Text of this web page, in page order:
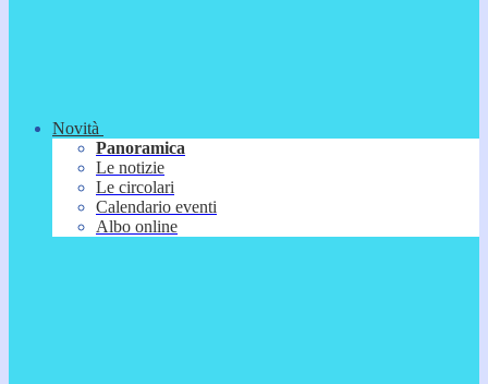
Novità
Panoramica
Le notizie
Le circolari
Calendario eventi
Albo online